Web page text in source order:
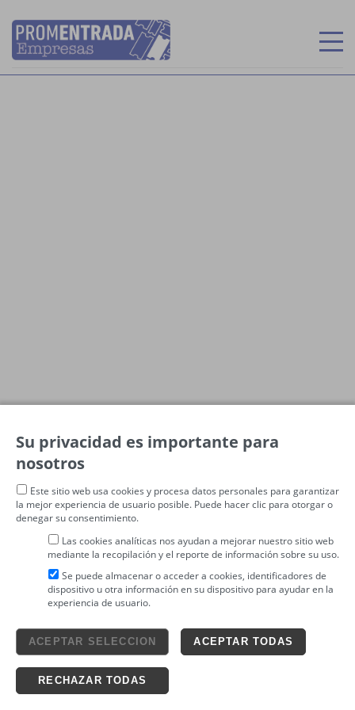
powered by4tickets S.L.
Ticketing solutions
Aviso legal
Condiciones generales
Su privacidad es importante para
nosotros
Este sitio web usa cookies y procesa datos personales para garantizar
la mejor experiencia de usuario posible. Puede hacer clic para otorgar o
denegar su consentimiento.
Las cookies analíticas nos ayudan a mejorar nuestro sitio web
mediante la recopilación y el reporte de información sobre su uso.
Se puede almacenar o acceder a cookies, identificadores de
dispositivo u otra información en su dispositivo para ayudar en la
experiencia de usuario.
ACEPTAR TODAS
ACEPTAR SELECCION
RECHAZAR TODAS